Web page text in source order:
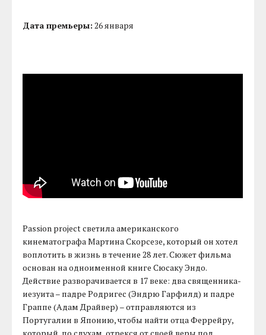
Дата премьеры: 26 января
Passion project светила американского
кинематографа Мартина Скорсезе, который он хотел
воплотить в жизнь в течение 28 лет. Сюжет фильма
основан на одноименной книге Сюсаку Эндо.
Действие разворачивается в 17 веке: два священника-
иезуита – падре Родригес (Эндрю Гарфилд) и падре
Граппе (Адам Драйвер) – отправляются из
Португалии в Японию, чтобы найти отца Феррейру,
который, по слухам, отрекся от своей веры под